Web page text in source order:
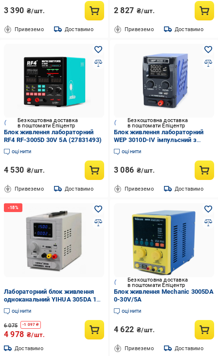
3 390 ₴/шт.
Привеземо Доставимо
2 827 ₴/шт.
Привеземо Доставимо
Безкоштовна доставка
в поштомати Епіцентр
Блок живлення лабораторний
RF4 RF-3005D 30V 5А (27831493)
оцінити
4 530 ₴/шт.
Привеземо Доставимо
Безкоштовна доставка
в поштомати Епіцентр
Блок живлення лабораторний
WEP 3010D-IV імпульсний з
цифровою індикацією 30V 10A
400W (27831494)
оцінити
3 086 ₴/шт.
Привеземо Доставимо
Лабораторний блок живлення
одноканальний YIHUA 305DA 150
Вт/30 В/5А Сірий (168-31-128-
465)
оцінити
6 075 -1 097 ₴
4 978 ₴/шт.
Доставимо
Безкоштовна доставка
в поштомати Епіцентр
Блок живлення Mechanic 3005DA
0-30V/5A
оцінити
4 622 ₴/шт.
Привеземо Доставимо